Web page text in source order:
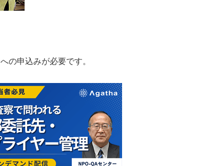
への申込みが必要です。